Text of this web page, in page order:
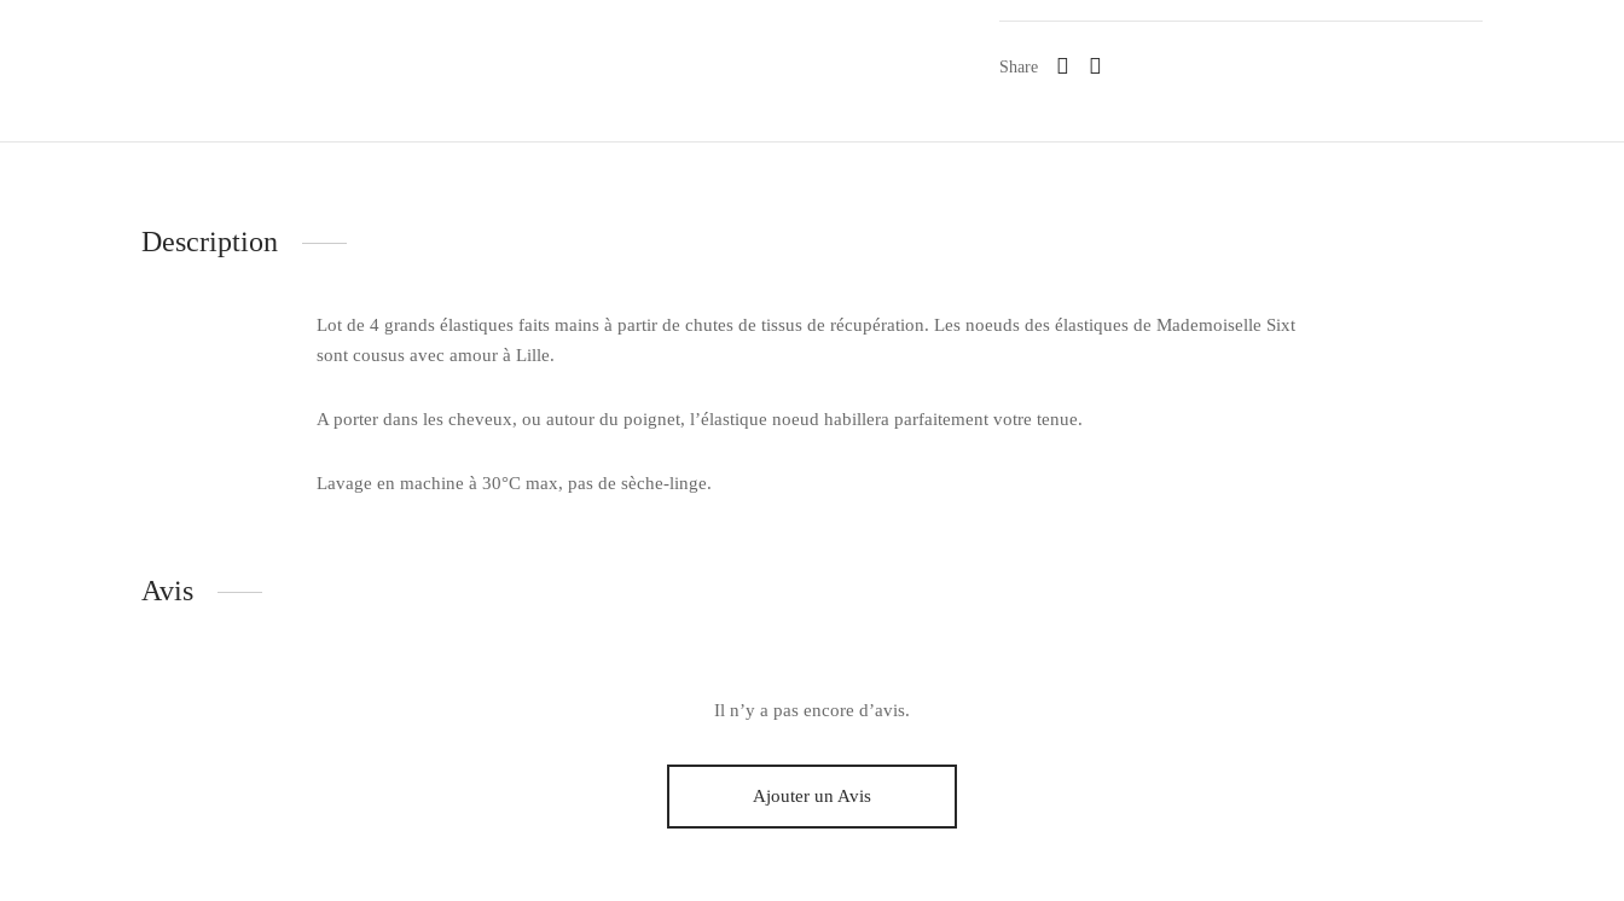
Share
Description
Lot de 4 grands élastiques faits mains à partir de chutes de tissus de récupération. Les noeuds des élastiques de Mademoiselle Sixt
sont cousus avec amour à Lille.
A porter dans les cheveux, ou autour du poignet, l’élastique noeud habillera parfaitement votre tenue.
Lavage en machine à 30°C max, pas de sèche-linge.
Avis
Il n’y a pas encore d’avis.
Ajouter un Avis